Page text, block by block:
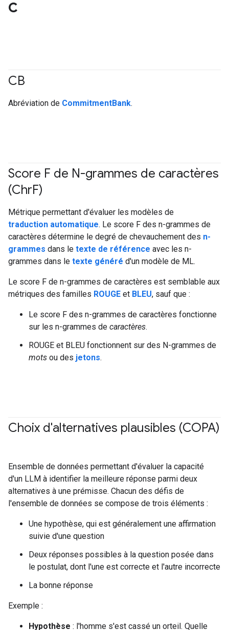
C
CB
Abréviation de CommitmentBank.
Score F de N-grammes de caractères
(ChrF)
Métrique permettant d'évaluer les modèles de
traduction automatique. Le score F des n-grammes de
caractères détermine le degré de chevauchement des n-
grammes dans le texte de référence avec les n-
grammes dans le texte généré d'un modèle de ML.
Le score F de n-grammes de caractères est semblable aux
métriques des familles ROUGE et BLEU, sauf que :
Le score F des n-grammes de caractères fonctionne
sur les n-grammes de caractères.
ROUGE et BLEU fonctionnent sur des N-grammes de
mots ou des jetons.
Choix d'alternatives plausibles (COPA)
Ensemble de données permettant d'évaluer la capacité
d'un LLM à identifier la meilleure réponse parmi deux
alternatives à une prémisse. Chacun des défis de
l'ensemble de données se compose de trois éléments :
Une hypothèse, qui est généralement une affirmation
suivie d'une question
Deux réponses possibles à la question posée dans
le postulat, dont l'une est correcte et l'autre incorrecte
La bonne réponse
Exemple :
Hypothèse : l'homme s'est cassé un orteil. Quelle